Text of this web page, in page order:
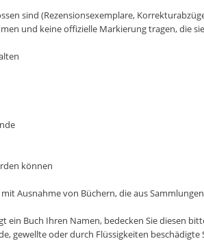
sind (Rezensionsexemplare,
und keine offizielle Markierung tragen, die
können
Ausnahme von Büchern, die aus
Buch Ihren Namen, bedecken Sie diesen
gewellte oder durch Flüssigkeiten beschädigte